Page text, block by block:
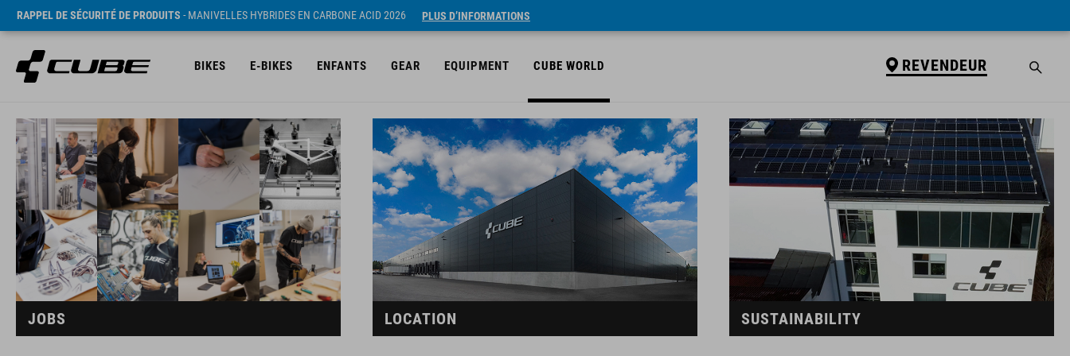
RAPPEL DE SÉCURITÉ DE PRODUITS - MANIVELLES HYBRIDES EN CARBONE ACID 2026 PLUS D’INFORMATIONS
BIKES E-BIKES ENFANTS GEAR EQUIPMENT CUBE WORLD REVENDEUR
JOBS LOCATION SUSTAINABILITY